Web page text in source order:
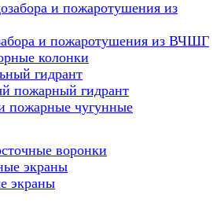
и пожаротушения из ВЧШГ
колонки
гидрант
пожарный гидрант
пожарные чугунные
воронки
экраны